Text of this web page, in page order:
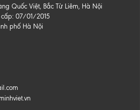
Quốc Việt, Bắc Từ Liêm, Hà Nội
cấp: 07/01/2015
phố Hà Nội